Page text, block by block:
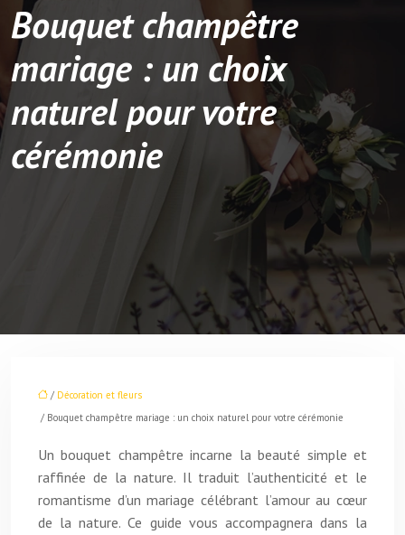
Bouquet champêtre
mariage : un choix
naturel pour votre
cérémonie
/ Décoration et fleurs
/ Bouquet champêtre mariage : un choix naturel pour votre cérémonie
Un bouquet champêtre incarne la beauté simple et
raffinée de la nature. Il traduit l’authenticité et le
romantisme d’un mariage célébrant l’amour au cœur
de la nature. Ce guide vous accompagnera dans la